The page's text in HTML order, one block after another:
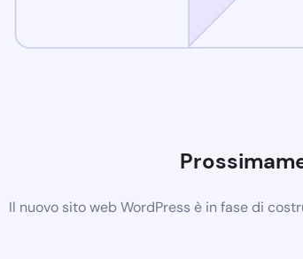
Il nuovo sito web WordPress è in fase di